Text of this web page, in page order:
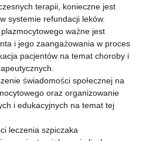
terapii, konieczne jest
systemie refundacji leków.
ważne jest
i jego zaangażowania w proces
pacjentów na temat choroby i
świadomości społecznej na
oraz organizowanie
i edukacyjnych na temat tej
leczenia szpiczaka